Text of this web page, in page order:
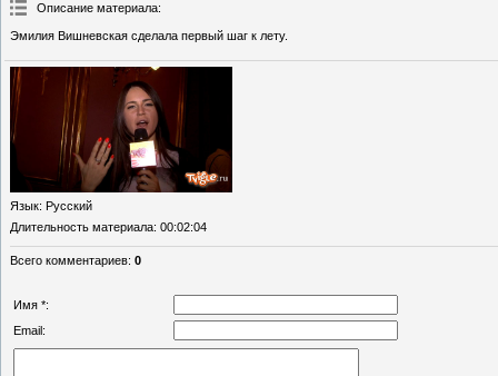
Описание материала:
Эмилия Вишневская сделала первый шаг к лету.
Язык: Русский
Длительность материала: 00:02:04
Всего комментариев: 0
Имя *:
Email: